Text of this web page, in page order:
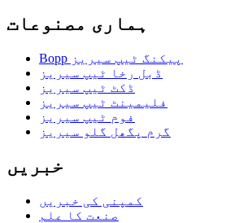
ہماری مصنوعات
Bopp پیکنگ ٹیپ سیریز
ڈبل رخا ٹیپ سیریز
ڈکٹ ٹیپ سیریز
فلیمینٹ ٹیپ سیریز
فوم ٹیپ سیریز
گرم پگھل گلو سیریز
خبریں
کمپنی کی خبریں
صنعت کا علم